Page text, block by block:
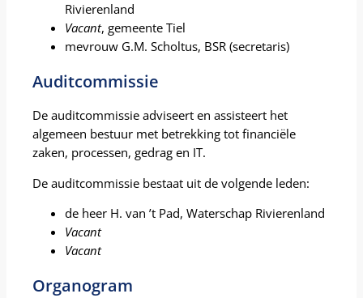
Rivierenland
Vacant, gemeente Tiel
mevrouw G.M. Scholtus, BSR (secretaris)
Auditcommissie
De auditcommissie adviseert en assisteert het
algemeen bestuur met betrekking tot financiële
zaken, processen, gedrag en IT.
De auditcommissie bestaat uit de volgende leden:
de heer H. van ’t Pad, Waterschap Rivierenland
Vacant
Vacant
Organogram